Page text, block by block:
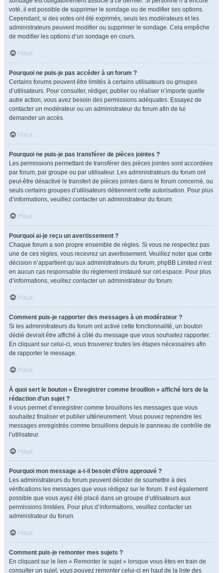
voté, il est possible de supprimer le sondage ou de modifier ses options.
Cependant, si des votes ont été exprimés, seuls les modérateurs et les
administrateurs peuvent modifier ou supprimer le sondage. Cela empêche
de modifier les options d’un sondage en cours.
Haut
Pourquoi ne puis-je pas accéder à un forum ?
Certains forums peuvent être limités à certains utilisateurs ou groupes
d’utilisateurs. Pour consulter, rédiger, publier ou réaliser n’importe quelle
autre action, vous avez besoin des permissions adéquates. Essayez de
contacter un modérateur ou un administrateur du forum afin de lui
demander un accès.
Haut
Pourquoi ne puis-je pas transférer de pièces jointes ?
Les permissions permettant de transférer des pièces jointes sont accordées
par forum, par groupe ou par utilisateur. Les administrateurs du forum ont
peut-être désactivé le transfert de pièces jointes dans le forum concerné, ou
seuls certains groupes d’utilisateurs détiennent cette autorisation. Pour plus
d’informations, veuillez contacter un administrateur du forum.
Haut
Pourquoi ai-je reçu un avertissement ?
Chaque forum a son propre ensemble de règles. Si vous ne respectez pas
une de ces règles, vous recevrez un avertissement. Veuillez noter que cette
décision n’appartient qu’aux administrateurs du forum, phpBB Limited n’est
en aucun cas responsable du règlement instauré sur cet espace. Pour plus
d’informations, veuillez contacter un administrateur du forum.
Haut
Comment puis-je rapporter des messages à un modérateur ?
Si les administrateurs du forum ont activé cette fonctionnalité, un bouton
dédié devrait être affiché à côté du message que vous souhaitez rapporter.
En cliquant sur celui-ci, vous trouverez toutes les étapes nécessaires afin
de rapporter le message.
Haut
À quoi sert le bouton « Enregistrer comme brouillon » affiché lors de la
rédaction d’un sujet ?
Il vous permet d’enregistrer comme brouillons les messages que vous
souhaitez finaliser et publier ultérieurement. Vous pouvez reprendre les
messages enregistrés comme brouillons depuis le panneau de contrôle de
l’utilisateur.
Haut
Pourquoi mon message a-t-il besoin d’être approuvé ?
Les administrateurs du forum peuvent décider de soumettre à des
vérifications les messages que vous rédigez sur le forum. Il est également
possible que vous ayez été placé dans un groupe d’utilisateurs aux
permissions limitées. Pour plus d’informations, veuillez contacter un
administrateur du forum.
Haut
Comment puis-je remonter mes sujets ?
En cliquant sur le lien « Remonter le sujet » lorsque vous êtes en train de
consulter un sujet, vous pouvez remonter celui-ci en haut de la liste des